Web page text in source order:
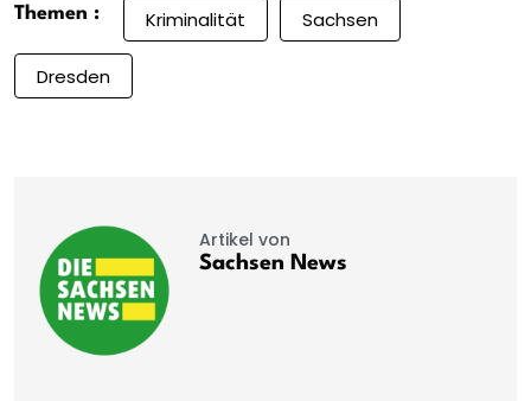
Themen : Kriminalität Sachsen
Dresden
Artikel von
Sachsen News